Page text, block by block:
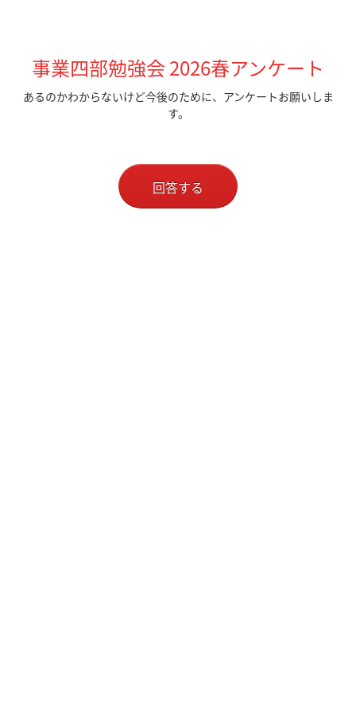
事業四部勉強会 2026春アンケート
あるのかわからないけど今後のために、アンケートお願いしま
す。
回答する